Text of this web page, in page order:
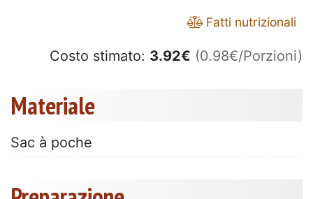
Fatti nutrizionali
Costo stimato: 3.92€ (0.98€/Porzioni)
Materiale
Sac à poche